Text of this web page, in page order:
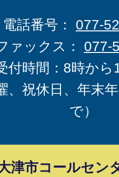
電話番号： 077-
ァックス： 077-
付時間：8時から
、祝休日、年末
で）
津市コールセン